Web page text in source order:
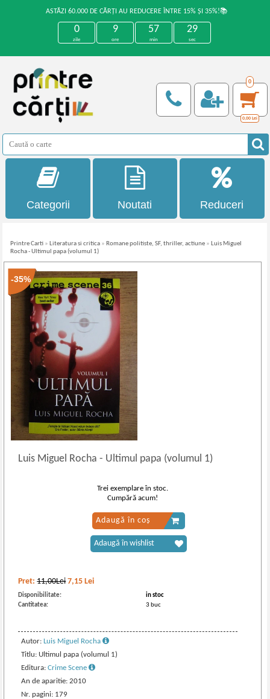
ASTĂZI 60.000 DE CĂRȚI AU REDUCERE ÎNTRE 15% ȘI 35%!📚
0
zile
9
ore
57
min
29
sec
0
0,00 Lei
Categorii Noutati Reduceri
Printre Carti » Literatura si critica » Romane politiste, SF, thriller, actiune » Luis Miguel
Rocha - Ultimul papa (volumul 1)
-35%
Luis Miguel Rocha- Ultimul papa (volumul 1)
Pret:11,00Lei 7,15 Lei
Disponibilitate:
in stoc
Cantitatea:
3 buc
Autor:Luis Miguel Rocha
Titlu: Ultimul papa (volumul 1)
Editura:Crime Scene
An de aparitie: 2010
Nr. pagini: 179
Trei exemplare în stoc.
Cumpără acum!
Adaugă în coș
Adaugă în wishlist